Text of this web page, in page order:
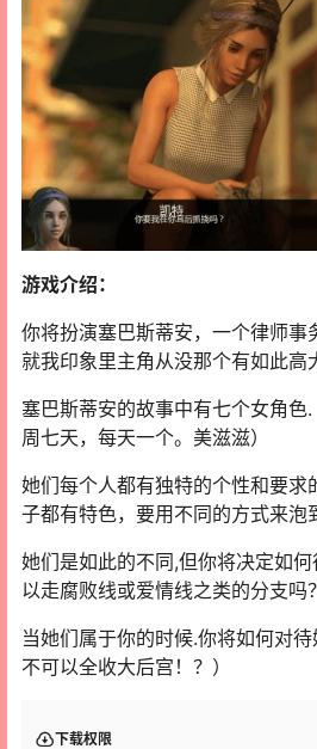
游戏介绍：
你将扮演塞巴斯蒂安，一个律师事
就我印象里主角从没那个有如此高
塞巴斯蒂安的故事中有七个女角色
周七天，每天一个。美滋滋）
她们每个人都有独特的个性和要求
子都有特色，要用不同的方式来泡
她们是如此的不同,但你将决定如
以走腐败线或爱情线之类的分支吗
当她们属于你的时候.你将如何对
不可以全收大后宫！？）
下载权限